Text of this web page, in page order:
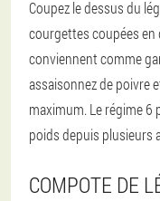
Coupez le dessus du
courgettes coupées en
conviennent comme
assaisonnez de poivre
maximum. Le régime 6
poids depuis plusieurs
COMPOTE DE